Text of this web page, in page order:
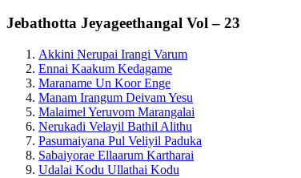
Jebathotta Jeyageethangal Vol – 23
Akkini Nerupai Irangi Varum
Ennai Kaakum Kedagame
Maraname Un Koor Enge
Manam Irangum Deivam Yesu
Malaimel Yeruvom Marangalai
Nerukadi Velayil Bathil Alithu
Pasumaiyana Pul Veliyil Paduka
Sabaiyorae Ellaarum Kartharai
Udalai Kodu Ullathai Kodu